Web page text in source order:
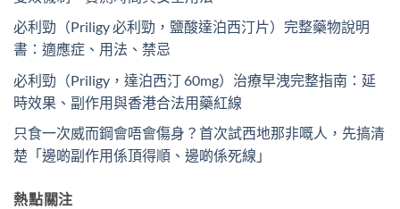
必利勁（Priligy 必利勁，鹽酸達泊西汀片）完整藥物說明
書：適應症、用法、禁忌
必利勁（Priligy，達泊西汀 60mg）治療早洩完整指南：延
時效果、副作用與香港合法用藥紅線
只食一次威而鋼會唔會傷身？首次試西地那非嘅人，先搞清
楚「邊啲副作用係頂得順、邊啲係死線」
熱點關注